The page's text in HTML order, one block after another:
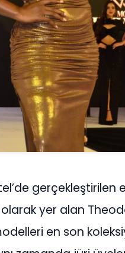
gerçekleştirilen
yer alan
en son